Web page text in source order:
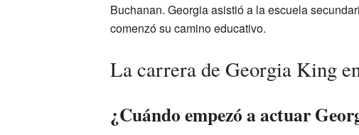
Buchanan. Georgia asistió a la escuela
comenzó su camino educativo.
La carrera de Georgia King
¿Cuándo empezó a actuar